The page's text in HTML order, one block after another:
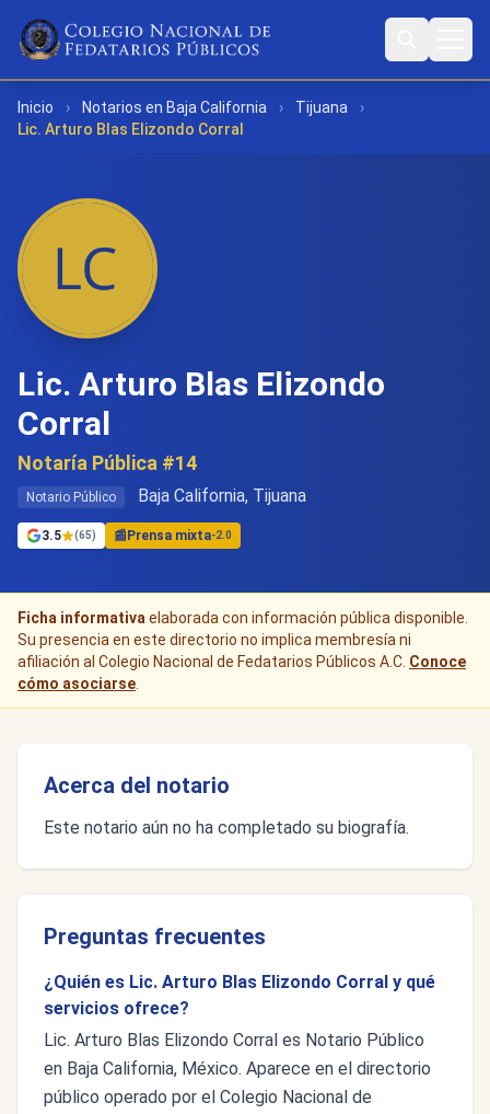
Inicio › Notarios en Baja California › Tijuana
›
Lic. Arturo Blas Elizondo Corral
Lic. Arturo Blas Elizondo
Corral
Notaría Pública #14
Notario Público Baja California, Tijuana
3.5 (65) 📰 Prensa mixta-2.0
Ficha informativa elaborada con información pública disponible.
Su presencia en este directorio no implica membresía ni
afiliación al Colegio Nacional de Fedatarios Públicos A.C. Conoce
cómo asociarse
Acerca del notario
Este notario aún no ha completado su biografía.
Preguntas frecuentes
¿Quién es Lic. Arturo Blas Elizondo Corral y qué
servicios ofrece?
Lic. Arturo Blas Elizondo Corral es Notario Público
en Baja California, México. Aparece en el directorio
público operado por el Colegio Nacional de